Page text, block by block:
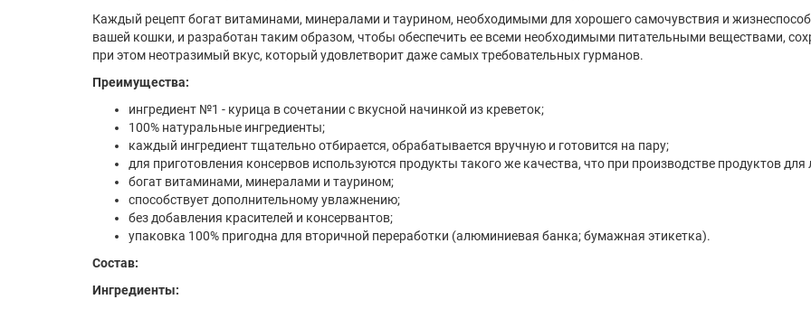
Каждый рецепт богат витаминами, минералами и таурином, необходимыми для хорошего самочувствия и
вашей кошки, и разработан таким образом, чтобы обеспечить ее всеми необходимыми питательными веществами,
при этом неотразимый вкус, который удовлетворит даже самых требовательных гурманов.
Преимущества:
ингредиент №1 - курица в сочетании с вкусной начинкой из креветок;
100% натуральные ингредиенты;
каждый ингредиент тщательно отбирается, обрабатывается вручную и готовится на пару;
для приготовления консервов используются продукты такого же качества, что при производстве продуктов для
богат витаминами, минералами и таурином;
способствует дополнительному увлажнению;
без добавления красителей и консервантов;
упаковка 100% пригодна для вторичной переработки (алюминиевая банка; бумажная этикетка).
Состав:
Ингредиенты: